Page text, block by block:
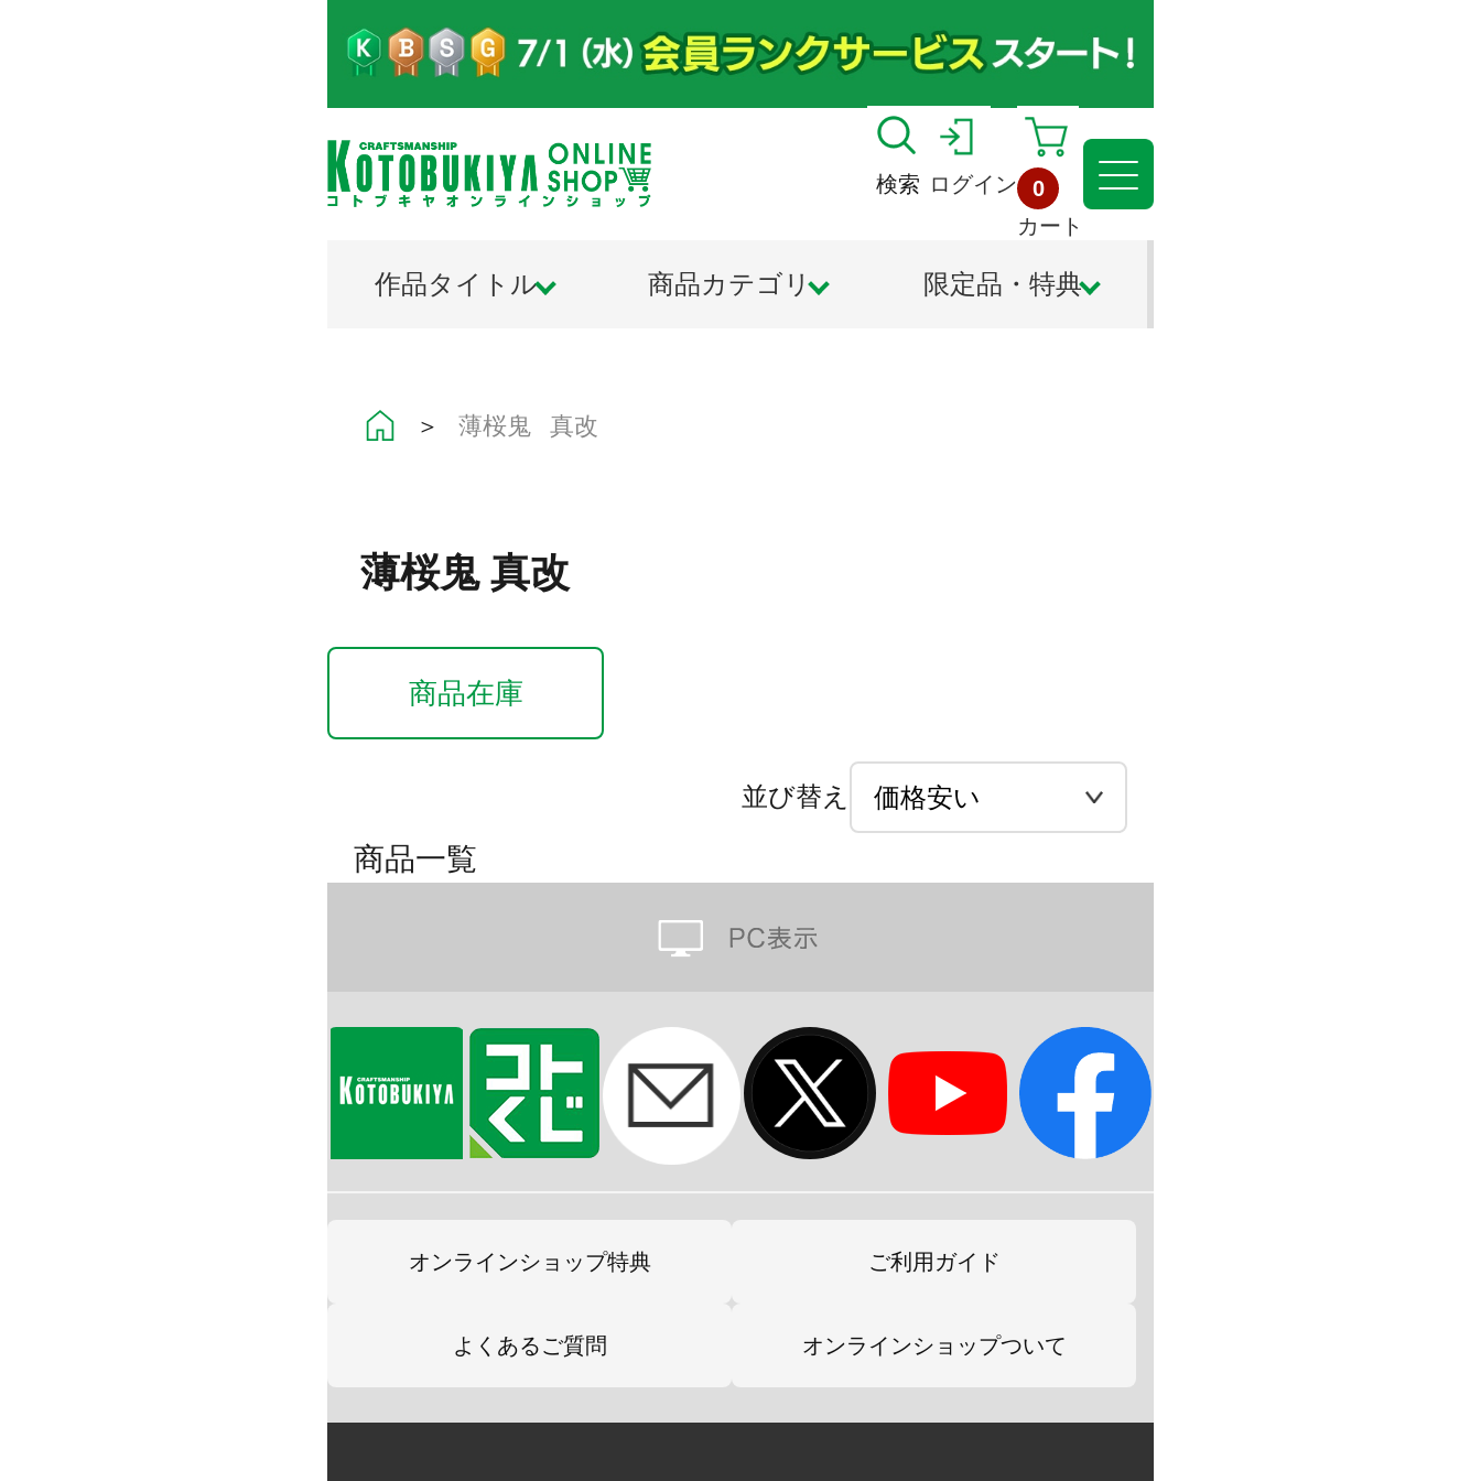
検索 ログイン
0
カート
作品タイトル 商品カテゴリ 限定品・特典
＞ 薄桜鬼 真改
薄桜鬼 真改
商品在庫
並び替え
商品一覧
オンラインショップ特典 ご利用ガイド
よくあるご質問 オンラインショップついて